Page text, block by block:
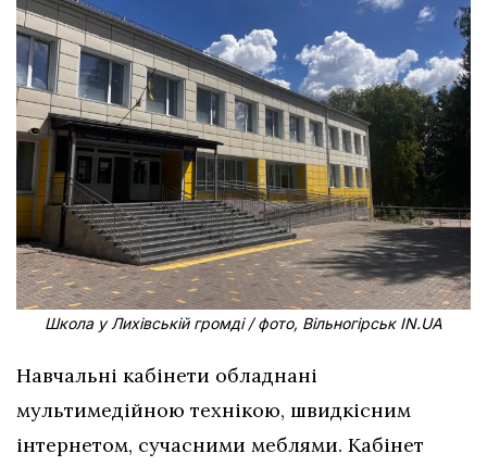
Школа у Лихівській громді / фото, Вільногірськ IN.UA
Навчальні кабінети обладнані
мультимедійною технікою, швидкісним
інтернетом, сучасними меблями. Кабінет